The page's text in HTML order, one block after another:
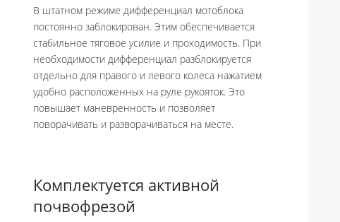
В штатном режиме дифференциал мотоблока
постоянно заблокирован. Этим обеспечивается
стабильное тяговое усилие и проходимость. При
необходимости дифференциал разблокируется
отдельно для правого и левого колеса нажатием
удобно расположенных на руле рукояток. Это
повышает маневренность и позволяет
поворачивать и разворачиваться на месте.
Комплектуется активной
почвофрезой